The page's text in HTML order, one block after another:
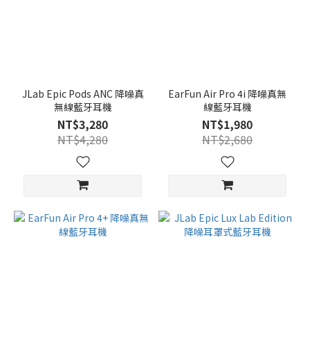
JLab Epic Pods ANC 降噪真
無線藍牙耳機
NT$3,280
NT$4,280
EarFun Air Pro 4i 降噪真無
線藍牙耳機
NT$1,980
NT$2,680